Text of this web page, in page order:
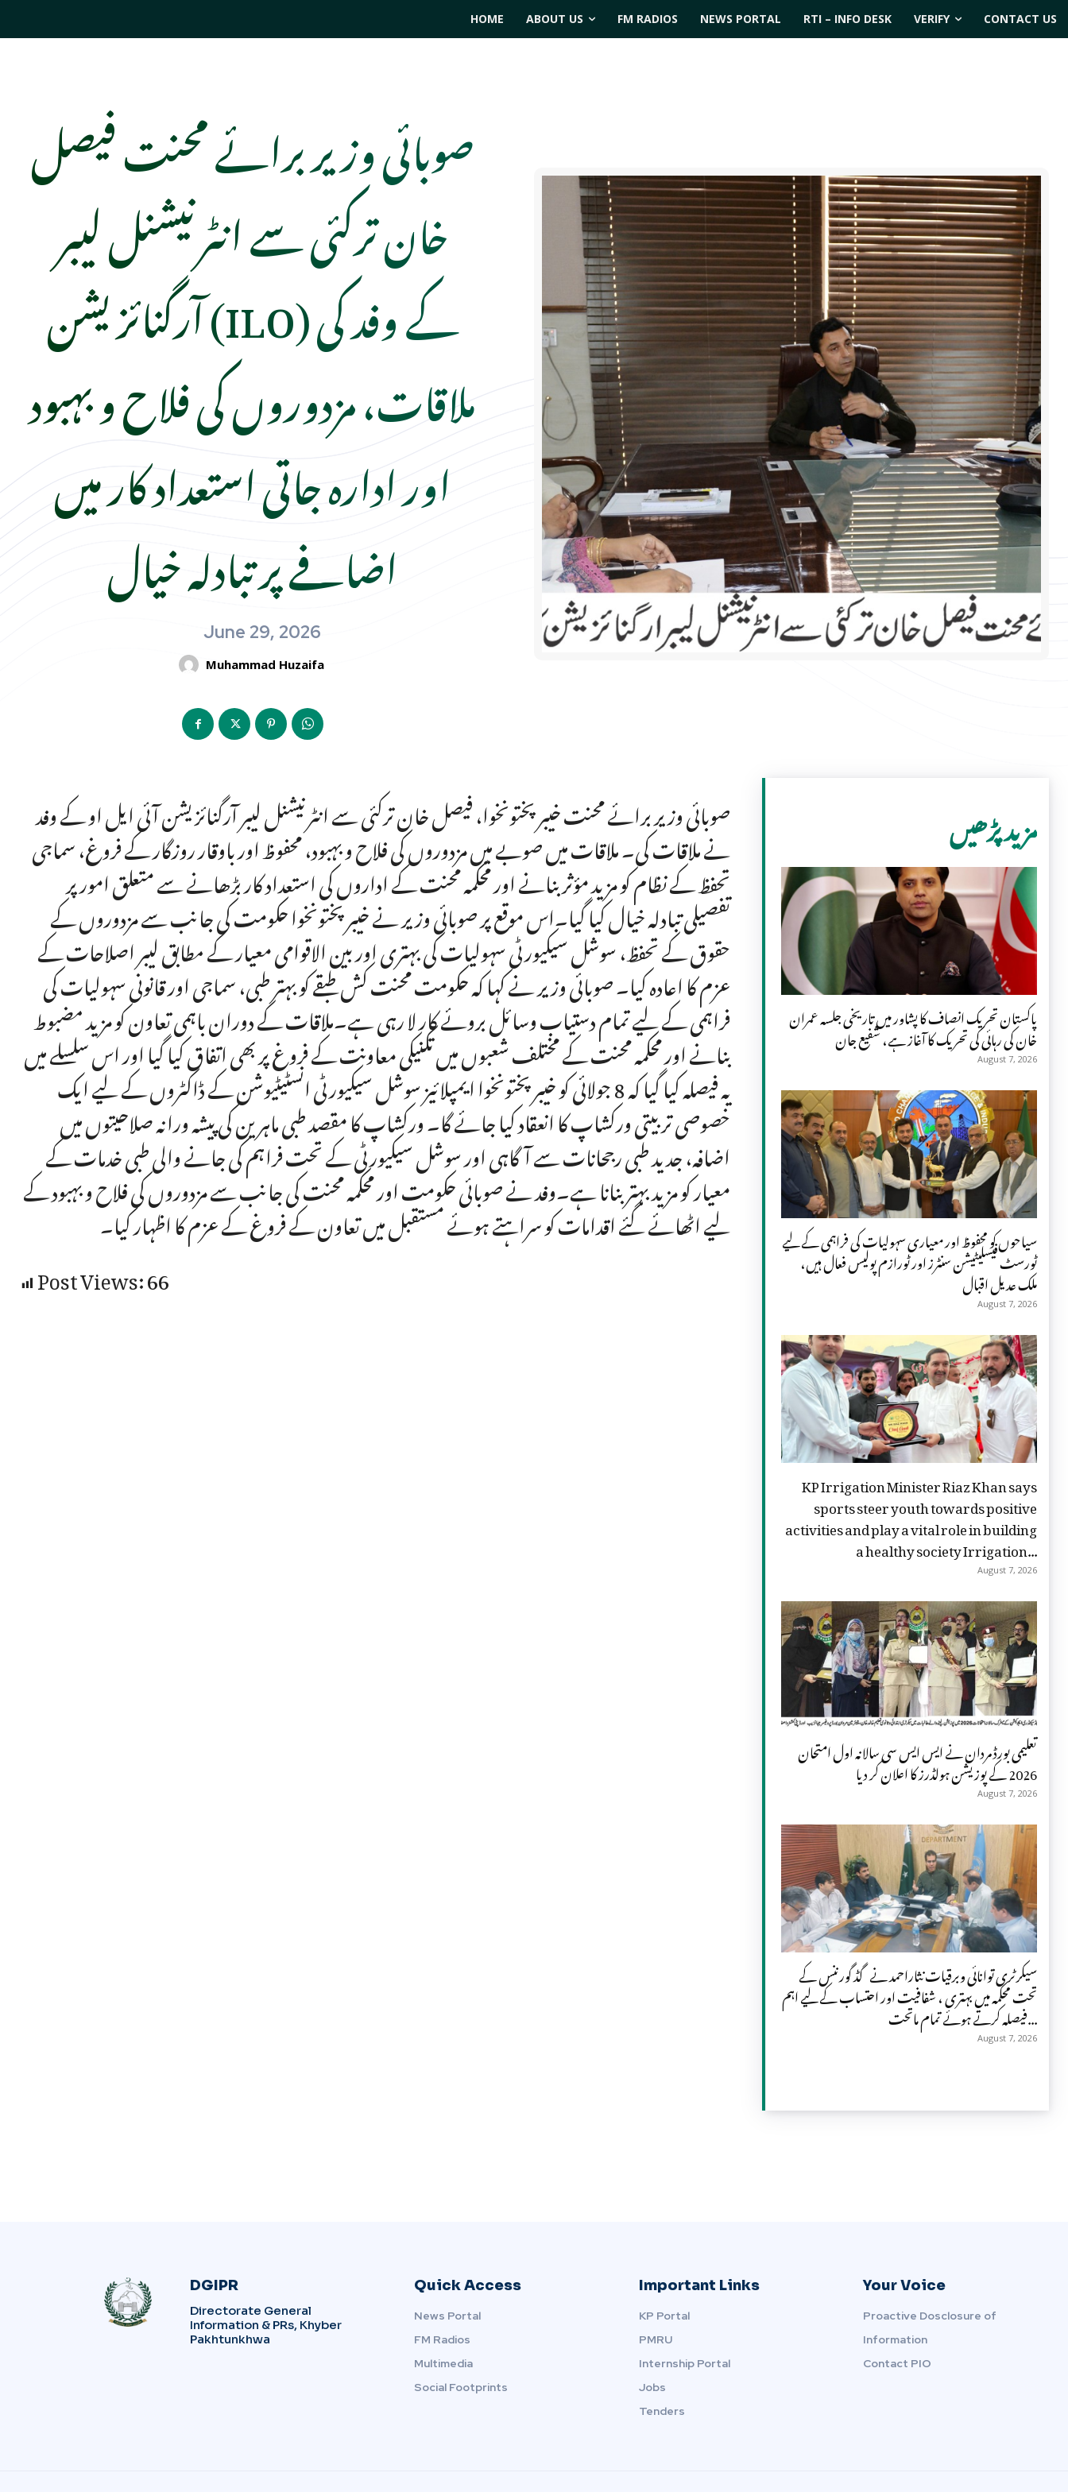
HOME ABOUT US FM RADIOS NEWS PORTAL RTI – INFO DESK VERIFY CONTACT US
صوبائی وزیر برائے محنت فیصل
خان ترکئی سے انٹرنیشنل لیبر
آرگنائزیشن (ILO) کے وفد کی
ملاقات، مزدوروں کی فلاح و بہبود
اور ادارہ جاتی استعداد کار میں
اضافے پر تبادلہ خیال
June 29, 2026
Muhammad Huzaifa
صوبائی وزیر برائے محنت خیبر پختونخوا، فیصل خان ترکئی سے انٹرنیشنل لیبر آرگنائزیشن آئی ایل او کے وفد
نے ملاقات کی۔ ملاقات میں صوبے میں مزدوروں کی فلاح و بہبود، محفوظ اور باوقار روزگار کے فروغ، سماجی
تحفظ کے نظام کو مزید مؤثر بنانے اور محکمہ محنت کے اداروں کی استعداد کار بڑھانے سے متعلق امور پر
تفصیلی تبادلہ خیال کیا گیا۔اس موقع پر صوبائی وزیر نے خیبر پختونخوا حکومت کی جانب سے مزدوروں کے
حقوق کے تحفظ، سوشل سیکیورٹی سہولیات کی بہتری اور بین الاقوامی معیار کے مطابق لیبر اصلاحات کے
عزم کا اعادہ کیا۔ صوبائی وزیر نے کہا کہ حکومت محنت کش طبقے کو بہتر طبی، سماجی اور قانونی سہولیات کی
فراہمی کے لیے تمام دستیاب وسائل بروئے کار لا رہی ہے۔ملاقات کے دوران باہمی تعاون کو مزید مضبوط
بنانے اور محکمہ محنت کے مختلف شعبوں میں تکنیکی معاونت کے فروغ پر بھی اتفاق کیا گیا اور اس سلسلے میں
یہ فیصلہ کیا گیا کہ 8 جولائی کو خیبر پختونخوا ایمپلائیز سوشل سیکیورٹی انسٹیٹیوشن کے ڈاکٹروں کے لیے ایک
خصوصی تربیتی ورکشاپ کا انعقاد کیا جائے گا۔ ورکشاپ کا مقصد طبی ماہرین کی پیشہ ورانہ صلاحیتوں میں
اضافہ، جدید طبی رجحانات سے آگاہی اور سوشل سیکیورٹی کے تحت فراہم کی جانے والی طبی خدمات کے
معیار کو مزید بہتر بنانا ہے۔وفد نے صوبائی حکومت اور محکمہ محنت کی جانب سے مزدوروں کی فلاح و بہبود کے
لیے اٹھائے گئے اقدامات کو سراہتے ہوئے مستقبل میں تعاون کے فروغ کے عزم کا اظہار کیا۔
Post Views:66
مزید پڑھیں
پاکستان تحریک انصاف کا پشاور میں تاریخی جلسہ عمران
خان کی رہائی کی تحریک کا آغاز ہے، شفیع جان
August 7, 2026
سیاحوں کو محفوظ اور معیاری سہولیات کی فراہمی کے لیے
ٹورسٹ فیسلیٹیشن سنٹرز اور ٹورازم پولیس فعال ہیں،
ملک عدیل اقبال
August 7, 2026
KP Irrigation Minister Riaz Khan says
sports steer youth towards positive
activities and play a vital role in building
a healthy society Irrigation...
August 7, 2026
تعلیمی بورڈ مردان نے ایس ایس سی سالانہ اول امتحان
2026 کے پوزیشن ہولڈرز کا اعلان کر دیا
August 7, 2026
سیکرٹری توانائی وبرقیات نثاراحمد نے گڈ گورننس کے
تحت محکمہ میں بہتری ، شفافیت اور احتساب کے لیے اہم
فیصلہ کرتے ہوئے تمام ماتحت...
August 7, 2026
DGIPR
Directorate General
Information & PRs, Khyber
Pakhtunkhwa
Quick Access
News Portal
FM Radios
Multimedia
Social Footprints
Important Links
KP Portal
PMRU
Internship Portal
Jobs
Tenders
Your Voice
Proactive Dosclosure of
Information
Contact PIO